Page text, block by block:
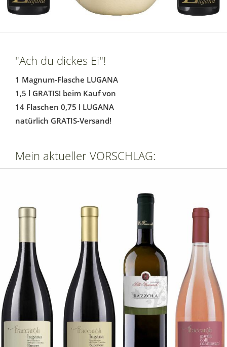
"Ach du dickes Ei"!
1 Magnum-Flasche LUGANA
1,5 l GRATIS! beim Kauf von
14 Flaschen 0,75 l LUGANA
natürlich GRATIS-Versand!
Mein aktueller VORSCHLAG: